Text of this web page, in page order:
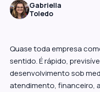
Gabriella
Toledo
Quase toda empresa
sentido. É rápido,
desenvolvimento sob
atendimento, financeiro,